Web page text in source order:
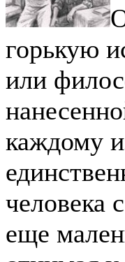
горькую
или
каждому
человека
еще